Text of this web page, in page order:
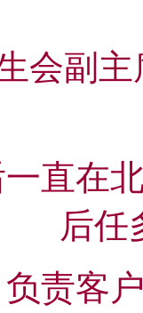
会副
在北
后任
责客